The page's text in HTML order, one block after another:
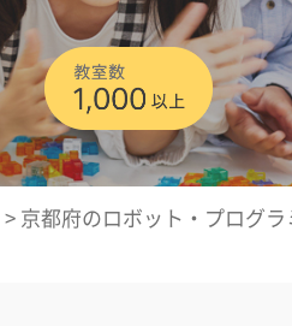
> 京都府のロボット・プログラ